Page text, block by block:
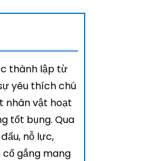
thành lập từ
yêu thích chú
nhân vật hoạt
tốt bụng. Qua
nỗ lực,
cố gắng mang